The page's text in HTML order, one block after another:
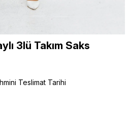
3lü Takım Saks
Teslimat Tarihi